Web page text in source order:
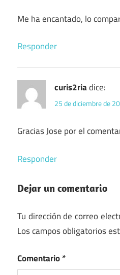
Me ha encantado, lo
Responder
curis2riadice:
25 de diciembre de
Gracias Jose por el
Responder
Dejar un comentario
Tu dirección de correo
Los campos obligatorios
Comentario*